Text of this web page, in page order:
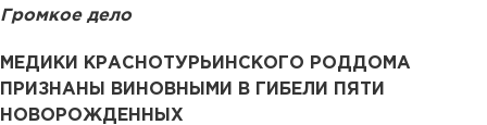
Громкое дело
МЕДИКИ КРАСНОТУРЬИНСКОГО РОДДОМА
ПРИЗНАНЫ ВИНОВНЫМИ В ГИБЕЛИ ПЯТИ
НОВОРОЖДЕННЫХ